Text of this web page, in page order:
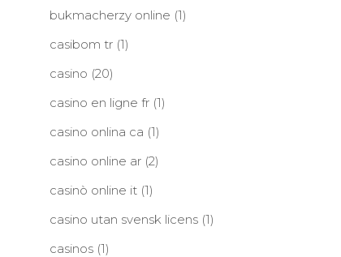
bukmacherzy online (1)
casibom tr(1)
casino (20)
casino en ligne fr(1)
casino onlina ca (1)
casino online ar(2)
casinò online it(1)
casino utan svensk licens(1)
casinos(1)